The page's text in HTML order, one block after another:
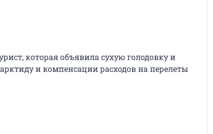
которая объявила сухую голодовку и
и компенсации расходов на перелеты